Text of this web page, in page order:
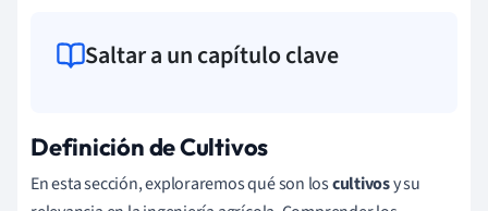
Saltar a un capítulo clave
Definición de Cultivos
En esta sección, exploraremos qué son loscultivosy su